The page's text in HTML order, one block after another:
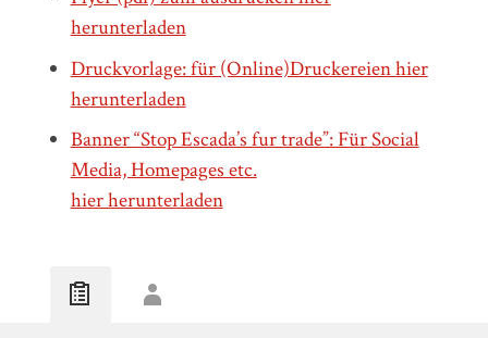
herunterladen
Druckvorlage: für (Online)Druckereien hier
herunterladen
Banner “Stop Escada’s fur trade”: Für Social
Media, Homepages etc.
hier herunterladen